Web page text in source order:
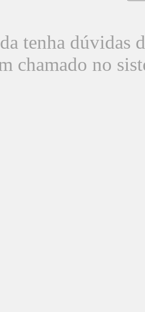
tenha dúvidas
chamado no